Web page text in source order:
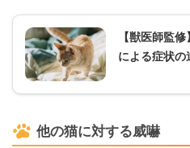
【獣医師監
による症状の
他の猫に対する威嚇